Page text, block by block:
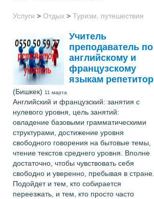
Услуги > Отдых > Туризм, путешествия
Учитель
преподаватель по
английскому и
французскому
языкам репетитор
(Бишкек) 11 марта
Английский и французский: занятия с
нулевого уровня, цель занятий:
овладение базовыми грамматическими
структурами, достижение уровня
свободного говорения на бытовые темы,
чтение текстов среднего уровня. Вполне
достаточно, чтобы чувствовать себя
свободно и уверенно, пребывая в стране.
Подойдет и тем, кто собирается
переезжать, и тем, кто просто часто